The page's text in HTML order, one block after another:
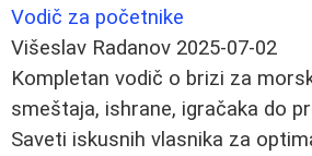
Vodič za početnike
Višeslav Radanov 2025-07-02
Kompletan vodič o brizi za
smeštaja, ishrane, igračaka do
Saveti iskusnih vlasnika za